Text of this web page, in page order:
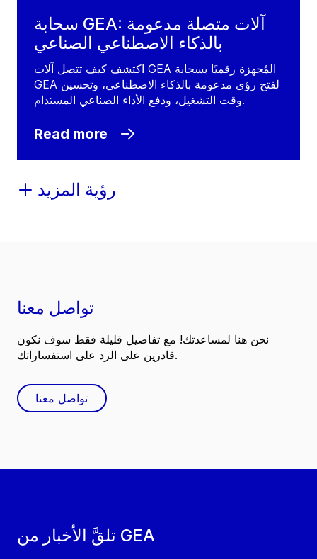
سحابة GEA: آلات متصلة مدعومة
بالذكاء الاصطناعي الصناعي
اكتشف كيف تتصل آلات GEA المُجهزة رقميًا بسحابة
GEA لفتح رؤى مدعومة بالذكاء الاصطناعي، وتحسين
وقت التشغيل، ودفع الأداء الصناعي المستدام.
Read more
رؤية المزيد
تلقَّ الأخبار من GEA
تواصل معنا
نحن هنا لمساعدتك! مع تفاصيل قليلة فقط سوف نكون
قادرين على الرد على استفساراتك.
تواصل معنا